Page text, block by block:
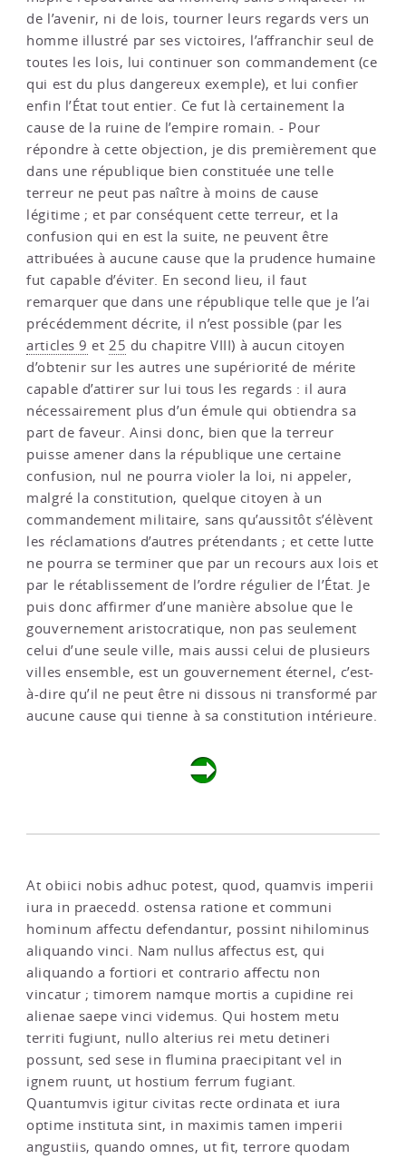
de l’avenir, ni de lois, tourner leurs regards vers un
homme illustré par ses victoires, l’affranchir seul de
toutes les lois, lui continuer son commandement (ce
qui est du plus dangereux exemple), et lui confier
enfin l’État tout entier. Ce fut là certainement la
cause de la ruine de l’empire romain. - Pour
répondre à cette objection, je dis premièrement que
dans une république bien constituée une telle
terreur ne peut pas naître à moins de cause
légitime ; et par conséquent cette terreur, et la
confusion qui en est la suite, ne peuvent être
attribuées à aucune cause que la prudence humaine
fut capable d’éviter. En second lieu, il faut
remarquer que dans une république telle que je l’ai
précédemment décrite, il n’est possible (par les
articles 9 et25 du chapitre VIII) à aucun citoyen
d’obtenir sur les autres une supériorité de mérite
capable d’attirer sur lui tous les regards : il aura
nécessairement plus d’un émule qui obtiendra sa
part de faveur. Ainsi donc, bien que la terreur
puisse amener dans la république une certaine
confusion, nul ne pourra violer la loi, ni appeler,
malgré la constitution, quelque citoyen à un
commandement militaire, sans qu’aussitôt s’élèvent
les réclamations d’autres prétendants ; et cette lutte
ne pourra se terminer que par un recours aux lois et
par le rétablissement de l’ordre régulier de l’État. Je
puis donc affirmer d’une manière absolue que le
gouvernement aristocratique, non pas seulement
celui d’une seule ville, mais aussi celui de plusieurs
villes ensemble, est un gouvernement éternel, c’est-
à-dire qu’il ne peut être ni dissous ni transformé par
aucune cause qui tienne à sa constitution intérieure.
At obiici nobis adhuc potest, quod, quamvis imperii
iura in praecedd. ostensa ratione et communi
hominum affectu defendantur, possint nihilominus
aliquando vinci. Nam nullus affectus est, qui
aliquando a fortiori et contrario affectu non
vincatur ; timorem namque mortis a cupidine rei
alienae saepe vinci videmus. Qui hostem metu
territi fugiunt, nullo alterius rei metu detineri
possunt, sed sese in flumina praecipitant vel in
ignem ruunt, ut hostium ferrum fugiant.
Quantumvis igitur civitas recte ordinata et iura
optime instituta sint, in maximis tamen imperii
angustiis, quando omnes, ut fit, terrore quodam